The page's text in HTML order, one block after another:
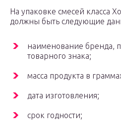
На упаковке смесей класса
должны быть следующие
наименование бренда,
товарного знака;
масса продукта в
дата изготовления;
срок годности;